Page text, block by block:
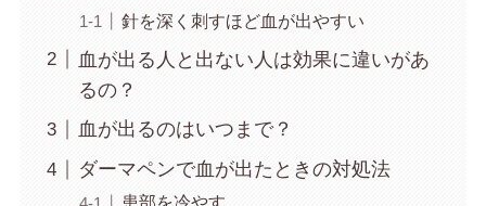
針を深く刺すほど血が出やすい
血が出る人と出ない人は効果に違いがあ
るの？
血が出るのはいつまで？
ダーマペンで血が出たときの対処法